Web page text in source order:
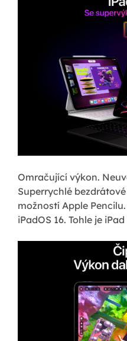
Omračující výkon.
Superrychlé
možností Apple
iPadOS 16. Tohle je